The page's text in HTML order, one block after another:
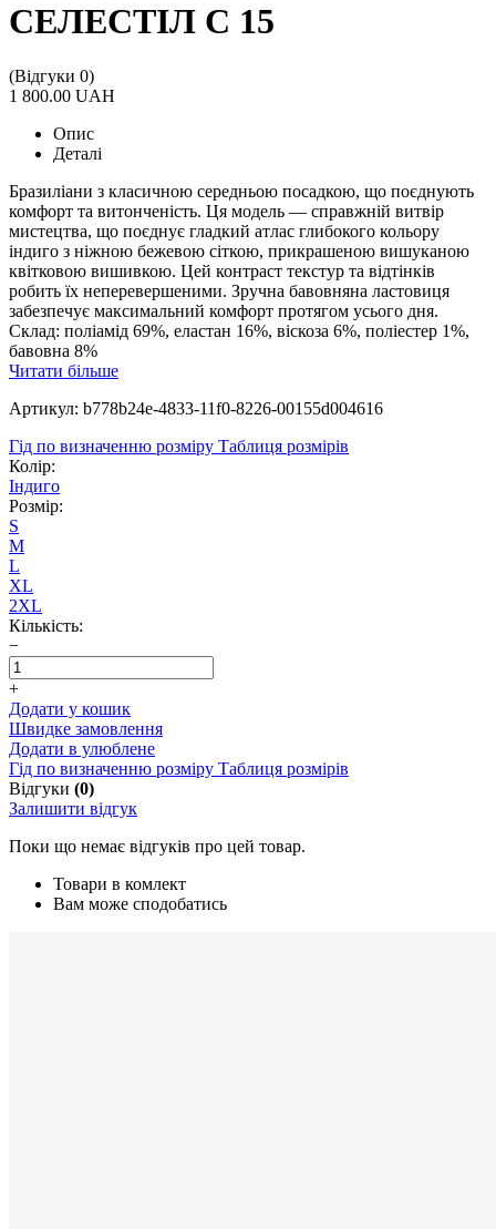
СЕЛЕСТІЛ С 15
(Відгуки 0)
1 800.00 UAH
Опис
Деталі
Бразиліани з класичною середньою посадкою, що поєднують
комфорт та витонченість. Ця модель — справжній витвір
мистецтва, що поєднує гладкий атлас глибокого кольору
індиго з ніжною бежевою сіткою, прикрашеною вишуканою
квітковою вишивкою. Цей контраст текстур та відтінків
робить їх неперевершеними. Зручна бавовняна ластовиця
забезпечує максимальний комфорт протягом усього дня.
Склад: поліамід 69%, еластан 16%, віскоза 6%, поліестер 1%,
бавовна 8%
Читати більше
Артикул: b778b24e-4833-11f0-8226-00155d004616
Гід по визначенню розміру Таблиця розмірів
Колір:
Індиго
Розмір:
S
M
L
XL
2XL
Кількість:
−
+
Додати у кошик
Швидке замовлення
Додати в улюблене
Гід по визначенню розміру Таблиця розмірів
Відгуки (0)
Залишити відгук
Поки що немає відгуків про цей товар.
Товари в комлект
Вам може сподобатись